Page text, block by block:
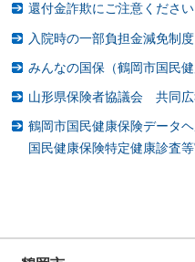
還付金詐欺にご注意ください
入院時の一部負担金減免制度
みんなの国保（鶴岡市国民健
山形県保険者協議会 共同広
鶴岡市国民健康保険データ
国民健康保険特定健康診査